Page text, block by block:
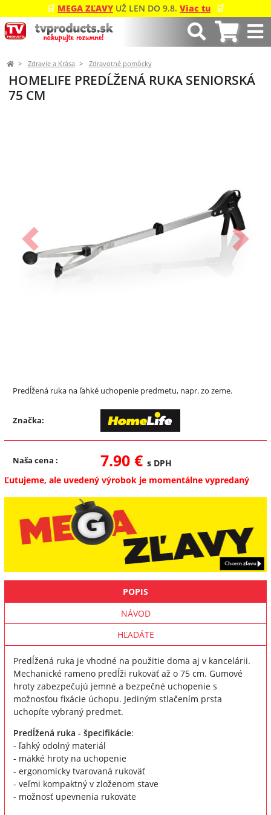
🛒 MEGA ZĽAVY UŽ LEN DO 9.8. Viac tu 🛒
Zdravie a Krása Zdravotné pomôcky
HOMELIFE PREDĹŽENÁ RUKA SENIORSKÁ
75 CM
Predchádzajúci Ďalší
Predĺžená ruka na ľahké uchopenie predmetu, napr. zo zeme.
Značka:
Naša cena : 7.90 € s DPH
Ľutujeme, ale uvedený výrobok je momentálne vypredaný
POPIS
NÁVOD
HĽADÁTE
Predĺžená ruka je vhodné na použitie doma aj v kancelárii.
Mechanické rameno predĺži rukoväť až o 75 cm. Gumové
hroty zabezpečujú jemné a bezpečné uchopenie s
možnosťou fixácie úchopu. Jediným stlačením prsta
uchopíte vybraný predmet.
Predĺžená ruka - špecifikácie:
- ľahký odolný materiál
- mäkké hroty na uchopenie
- ergonomicky tvarovaná rukoväť
- veľmi kompaktný v zloženom stave
- možnosť upevnenia rukoväte